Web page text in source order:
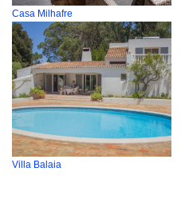
Casa Milhafre
Villa Balaia